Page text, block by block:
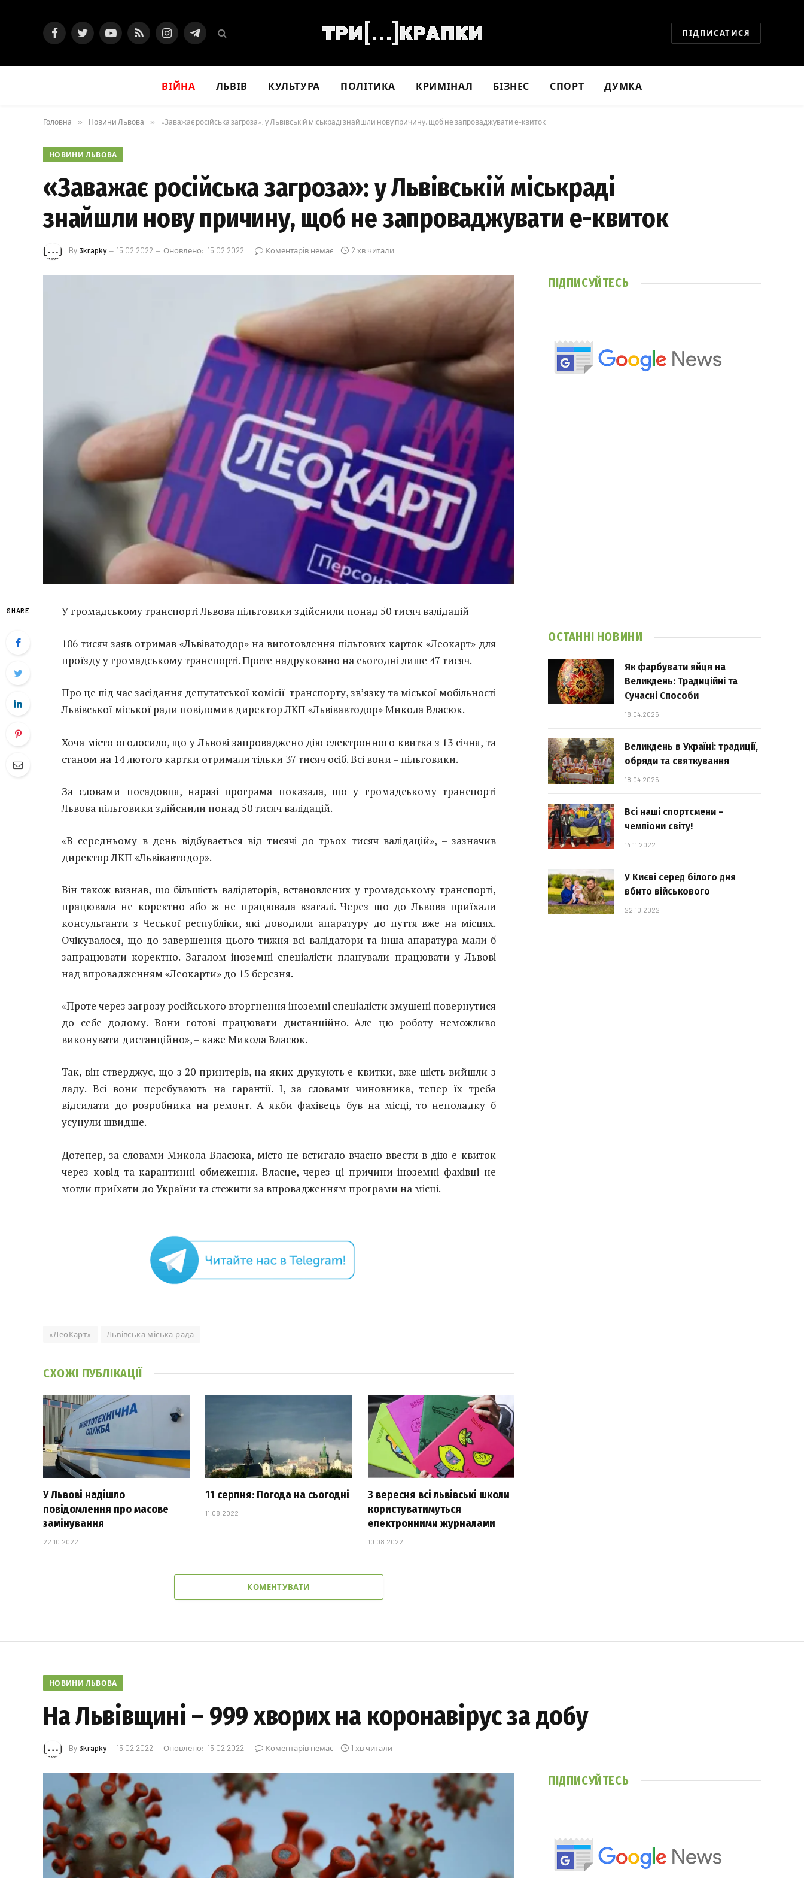
FacebookTwitterYouTubeRSS InstagramTelegram ПІДПИСАТИСЯ
ВІЙНА ЛЬВІВ КУЛЬТУРА ПОЛІТИКА КРИМІНАЛ БІЗНЕС СПОРТ ДУМКА
Головна » Новини Львова » «Заважає російська загроза»: у Львівській міськраді знайшли нову причину, щоб не запроваджувати е-квиток
НОВИНИ ЛЬВОВА
«Заважає російська загроза»: у Львівській міськраді
знайшли нову причину, щоб не запроваджувати е-квиток
By 3krapky 15.02.2022 Оновлено: 15.02.2022 Коментарів немає 2 хв читали
SHARE У громадському транспорті Львова пільговики здійснили понад 50 тисяч валідацій
106 тисяч заяв отримав «Львіватодор» на виготовлення пільгових карток «Леокарт» для
проїзду у громадському транспорті. Проте надруковано на сьогодні лише 47 тисяч.
Про це під час засідання депутатської комісії транспорту, зв’язку та міської мобільності
Львівської міської ради повідомив директор ЛКП «Львівавтодор» Микола Власюк.
Хоча місто оголосило, що у Львові запроваджено дію електронного квитка з 13 січня, та
станом на 14 лютого картки отримали тільки 37 тисяч осіб. Всі вони – пільговики.
За словами посадовця, наразі програма показала, що у громадському транспорті
Львова пільговики здійснили понад 50 тисяч валідацій.
«В середньому в день відбувається від тисячі до трьох тисяч валідацій», – зазначив
директор ЛКП «Львівавтодор».
Він також визнав, що більшість валідаторів, встановлених у громадському транспорті,
працювала не коректно або ж не працювала взагалі. Через що до Львова приїхали
консультанти з Чеської республіки, які доводили апаратуру до пуття вже на місцях.
Очікувалося, що до завершення цього тижня всі валідатори та інша апаратура мали б
запрацювати коректно. Загалом іноземні спеціалісти планували працювати у Львові
над впровадженням «Леокарти» до 15 березня.
«Проте через загрозу російського вторгнення іноземні спеціалісти змушені повернутися
до себе додому. Вони готові працювати дистанційно. Але цю роботу неможливо
виконувати дистанційно», – каже Микола Власюк.
Так, він стверджує, що з 20 принтерів, на яких друкують е-квитки, вже шість вийшли з
ладу. Всі вони перебувають на гарантії. І, за словами чиновника, тепер їх треба
відсилати до розробника на ремонт. А якби фахівець був на місці, то неполадку б
усунули швидше.
Дотепер, за словами Микола Власюка, місто не встигало вчасно ввести в дію е-квиток
через ковід та карантинні обмеження. Власне, через ці причини іноземні фахівці не
могли приїхати до України та стежити за впровадженням програми на місці.
«ЛеоКарт» Львівська міська рада
СХОЖІ ПУБЛІКАЦІЇ
У Львові надішло
повідомлення про масове
замінування
22.10.2022
11 серпня: Погода на сьогодні
11.08.2022
З вересня всі львівські школи
користуватимуться
електронними журналами
10.08.2022
КОМЕНТУВАТИ
ПІДПИСУЙТЕСЬ
ОСТАННІ НОВИНИ
Як фарбувати яйця на
Великдень: Традиційні та
Сучасні Способи
18.04.2025
Великдень в Україні: традиції,
обряди та святкування
18.04.2025
Всі наші спортсмени –
чемпіони світу!
14.11.2022
У Києві серед білого дня
вбито військового
22.10.2022
НОВИНИ ЛЬВОВА
На Львівщині – 999 хворих на коронавірус за добу
By 3krapky 15.02.2022 Оновлено: 15.02.2022 Коментарів немає 1 хв читали
ПІДПИСУЙТЕСЬ